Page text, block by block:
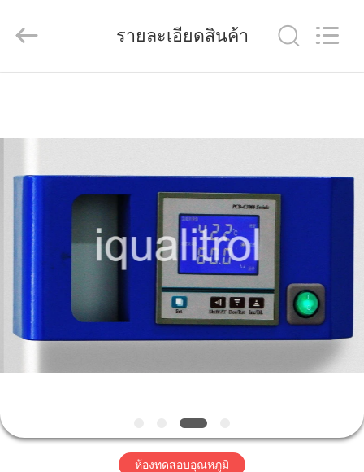
วิดีโอ
เกี่ยว
ทัวร์
โรงงาน
รายละเอียดสินค้า
ห้องทดสอบอุณหภูมิ